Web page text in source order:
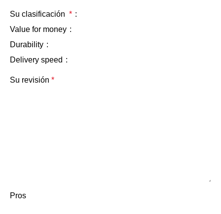
Su clasificación *
Value for money
Durability
Delivery speed
Su revisión *
Pros